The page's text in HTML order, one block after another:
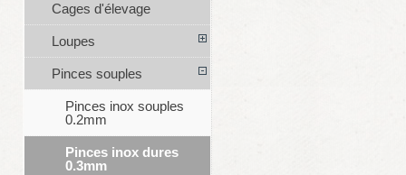
Cages d'élevage
Loupes
Pinces souples
Pinces inox souples
0.2mm
Pinces inox dures
0.3mm